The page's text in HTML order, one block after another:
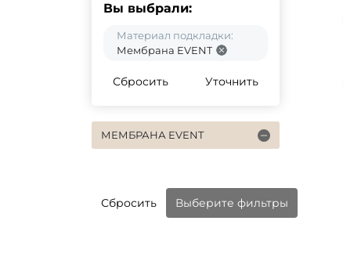
Вы выбрали:
Материал подкладки:
Мембрана EVENT
Сбросить Уточнить
МЕМБРАНА EVENT
Сбросить Выберите фильтры